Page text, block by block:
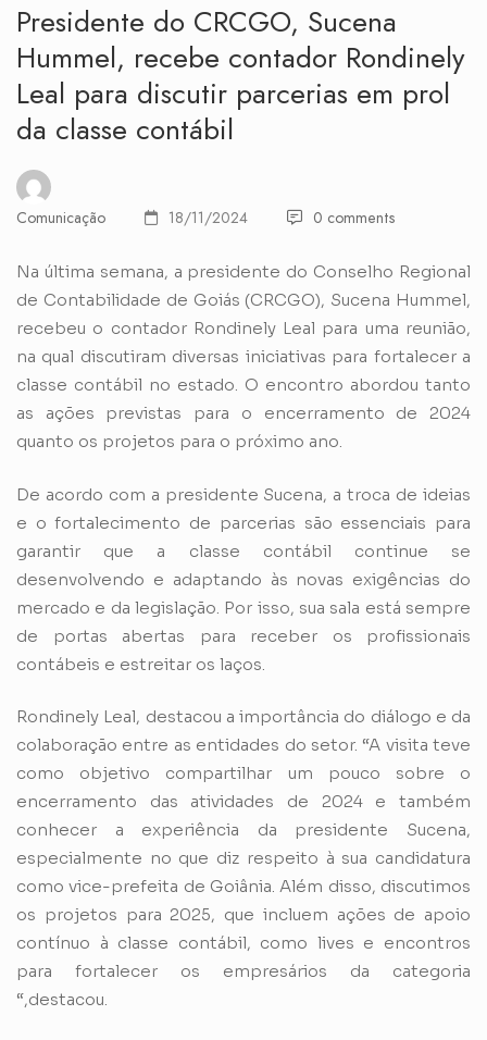
Presidente do CRCGO, Sucena
Hummel, recebe contador Rondinely
Leal para discutir parcerias em prol
da classe contábil
Comunicação 18/11/2024 0 comments
Na última semana, a presidente do Conselho Regional
de Contabilidade de Goiás (CRCGO), Sucena Hummel,
recebeu o contador Rondinely Leal para uma reunião,
na qual discutiram diversas iniciativas para fortalecer a
classe contábil no estado. O encontro abordou tanto
as ações previstas para o encerramento de 2024
quanto os projetos para o próximo ano.
De acordo com a presidente Sucena, a troca de ideias
e o fortalecimento de parcerias são essenciais para
garantir que a classe contábil continue se
desenvolvendo e adaptando às novas exigências do
mercado e da legislação. Por isso, sua sala está sempre
de portas abertas para receber os profissionais
contábeis e estreitar os laços.
Rondinely Leal, destacou a importância do diálogo e da
colaboração entre as entidades do setor. “A visita teve
como objetivo compartilhar um pouco sobre o
encerramento das atividades de 2024 e também
conhecer a experiência da presidente Sucena,
especialmente no que diz respeito à sua candidatura
como vice-prefeita de Goiânia. Além disso, discutimos
os projetos para 2025, que incluem ações de apoio
contínuo à classe contábil, como lives e encontros
para fortalecer os empresários da categoria
“,destacou.